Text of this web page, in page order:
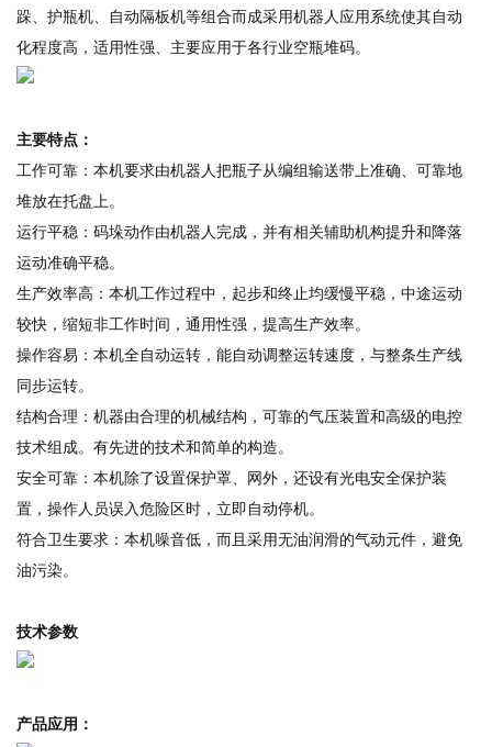
跺、护瓶机、自动隔板机等组合而成采用机器人应用系统使其自动
化程度高，适用性强、主要应用于各行业空瓶堆码。
主要特点：
工作可靠：本机要求由机器人把瓶子从编组输送带上准确、可靠地
堆放在托盘上。
运行平稳：码垛动作由机器人完成，并有相关辅助机构提升和降落
运动准确平稳。
生产效率高：本机工作过程中，起步和终止均缓慢平稳，中途运动
较快，缩短非工作时间，通用性强，提高生产效率。
操作容易：本机全自动运转，能自动调整运转速度，与整条生产线
同步运转。
结构合理：机器由合理的机械结构，可靠的气压装置和高级的电控
技术组成。有先进的技术和简单的构造。
安全可靠：本机除了设置保护罩、网外，还设有光电安全保护装
置，操作人员误入危险区时，立即自动停机。
符合卫生要求：本机噪音低，而且采用无油润滑的气动元件，避免
油污染。
技术参数
产品应用：